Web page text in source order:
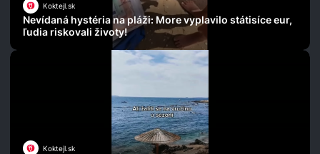
Koktejl.sk
Nevídaná hystéria na pláži: More vyplavilo státisíce eur,
ľudia riskovali životy!
Koktejl.sk